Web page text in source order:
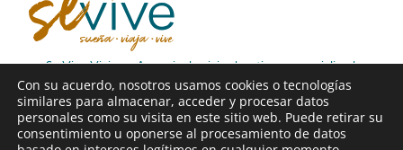
Se Vive Viajes – Agencia de viajes boutique especializada
en rutas de viaje diferentes, viajes familiares premium y
viajes de larga distancia sin preocupaciones.
Con su acuerdo, nosotros usamos cookies o tecnologías
similares para almacenar, acceder y procesar datos
personales como su visita en este sitio web. Puede retirar su
consentimiento u oponerse al procesamiento de datos